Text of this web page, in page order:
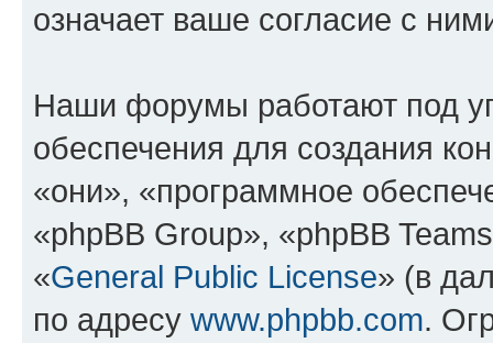
означает ваше согласие с
Наши форумы работают под
обеспечения для создания
«они», «программное
«phpBB Group», «phpBB
«General Public License» (в
по адресу www.phpbb.com.